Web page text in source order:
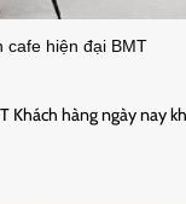
cafe hiện đại BMT
Khách hàng ngày nay